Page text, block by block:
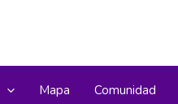
Mapa Comunidad